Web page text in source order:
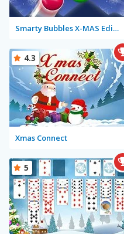
Smarty Bubbles X-MAS Edition
Xmas Connect
4.3
5